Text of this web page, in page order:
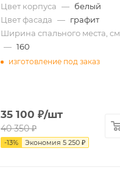
Цвет корпуса — белый
Цвет фасада — графит
Ширина спального места, см
— 160
изготовление под заказ
35 100 ₽/шт
40 350₽
-13% Экономия 5 250 ₽